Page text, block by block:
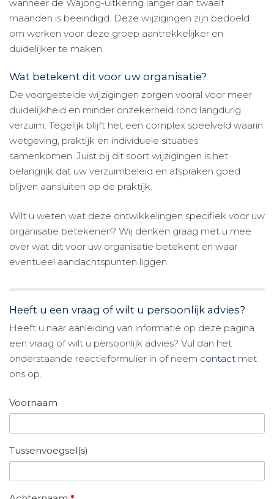
wanneer de Wajong-uitkering langer dan twaalf
maanden is beëindigd. Deze wijzigingen zijn bedoeld
om werken voor deze groep aantrekkelijker en
duidelijker te maken.
Wat betekent dit voor uw organisatie?
De voorgestelde wijzigingen zorgen vooral voor meer
duidelijkheid en minder onzekerheid rond langdurig
verzuim. Tegelijk blijft het een complex speelveld waarin
wetgeving, praktijk en individuele situaties
samenkomen. Juist bij dit soort wijzigingen is het
belangrijk dat uw verzuimbeleid en afspraken goed
blijven aansluiten op de praktijk.
Wilt u weten wat deze ontwikkelingen specifiek voor uw
organisatie betekenen? Wij denken graag met u mee
over wat dit voor uw organisatie betekent en waar
eventueel aandachtspunten liggen.
Heeft u een vraag of wilt u persoonlijk advies?
Heeft u naar aanleiding van informatie op deze pagina
een vraag of wilt u persoonlijk advies? Vul dan het
onderstaande reactieformulier in of neem contact met
ons op.
Voornaam
Tussenvoegsel(s)